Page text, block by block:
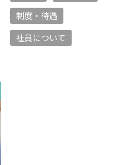
制度・待遇
社員について